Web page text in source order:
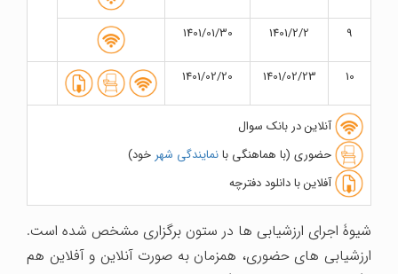
9
1401/2/2
1401/01/30
10
1401/02/23
1401/02/20
آنلاین در بانک سوال
حضوری (با هماهنگی بانمایندگی شهر خود)
آفلاین با دانلود دفترچه
شیوۀ اجرای ارزشیابی ها در ستون برگزاری مشخص شده است.
ارزشیابی های حضوری، همزمان به صورت آنلاین و آفلاین هم